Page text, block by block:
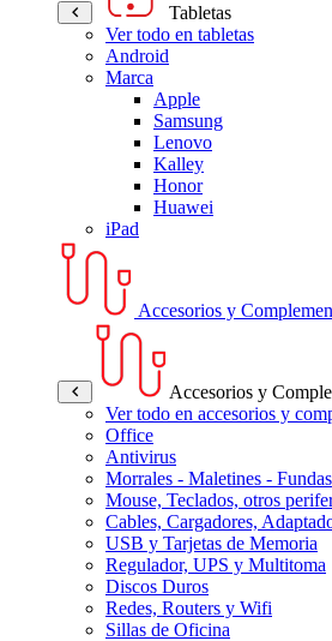
Tabletas
Ver todo en tabletas
Android
Marca
Apple
Samsung
Lenovo
Kalley
Honor
Huawei
iPad
Accesorios y
Accesorios y
Ver todo en accesorios y
Office
Antivirus
Morrales - Maletines - Fundas
Mouse, Teclados, otros
Cables, Cargadores,
USB y Tarjetas de Memoria
Regulador, UPS y Multitoma
Discos Duros
Redes, Routers y Wifi
Sillas de Oficina